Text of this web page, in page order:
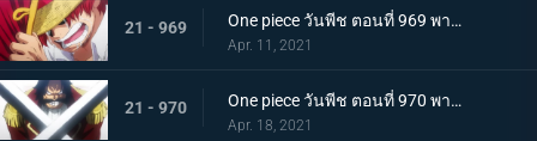
21 - 969 One piece วันพีช ตอนที่ 969 พากย์ไทย มุ่งสู่วะโนะคุนิ! โจรสลัดโรเจอร์สลายตัว!
Apr. 11, 2021
21 - 970 One piece วันพีช ตอนที่ 970 พากย์ไทย ข่าวร้าย เปิดยุคแห่งโจรสลัด
Apr. 18, 2021